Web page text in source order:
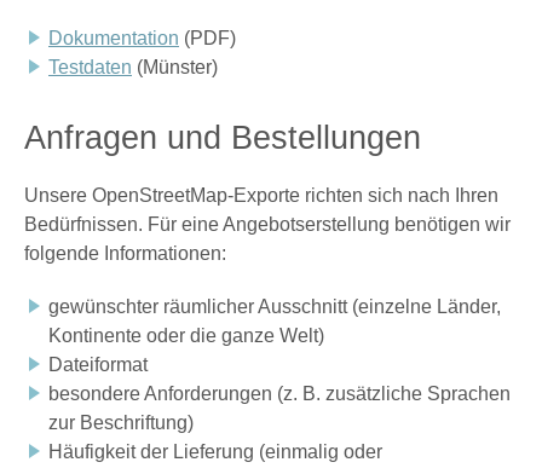
Dokumentation (PDF)
Testdaten (Münster)
Anfragen und Bestellungen
Unsere OpenStreetMap-Exporte richten sich nach Ihren
Bedürfnissen. Für eine Angebotserstellung benötigen wir
folgende Informationen:
gewünschter räumlicher Ausschnitt (einzelne Länder,
Kontinente oder die ganze Welt)
Dateiformat
besondere Anforderungen (z. B. zusätzliche Sprachen
zur Beschriftung)
Häufigkeit der Lieferung (einmalig oder